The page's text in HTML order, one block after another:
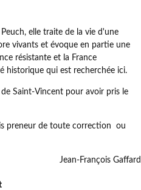
elle traite de la vie d'une
vivants et évoque en partie une
résistante et la France
historique qui est recherchée ici.
Saint-Vincent pour avoir pris le
preneur de toute correction ou
Jean-François Gaffard